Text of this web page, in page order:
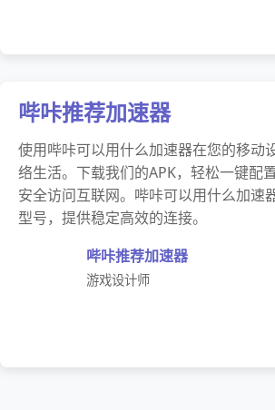
哔咔推荐加速器
使用哔咔可以用什么加速器在您的移动
络生活。下载我们的APK，轻松一键配
安全访问互联网。哔咔可以用什么加速
型号，提供稳定高效的连接。
哔咔推荐加速器
游戏设计师